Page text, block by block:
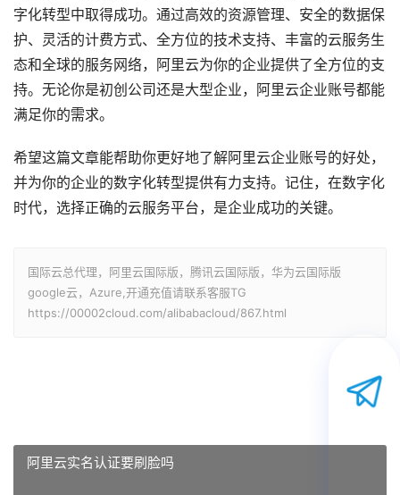
字化转型中取得成功。通过高效的资源管理、安全的数据保
护、灵活的计费方式、全方位的技术支持、丰富的云服务生
态和全球的服务网络，阿里云为你的企业提供了全方位的支
持。无论你是初创公司还是大型企业，阿里云企业账号都能
满足你的需求。
希望这篇文章能帮助你更好地了解阿里云企业账号的好处，
并为你的企业的数字化转型提供有力支持。记住，在数字化
时代，选择正确的云服务平台，是企业成功的关键。
国际云总代理，阿里云国际版，腾讯云国际版，华为云国际版
google云，Azure,开通充值请联系客服TG
https://00002cloud.com/alibabacloud/867.html
阿里云实名认证要刷脸吗